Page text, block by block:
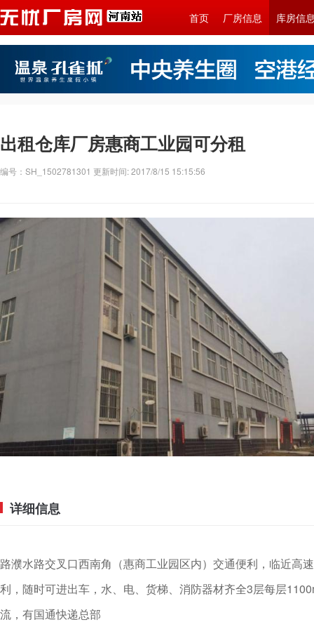
首页 厂房信息 库房信
出租仓库厂房惠商工业园可分租
编号：SH_1502781301 更新时间: 2017/8/15 15:15:56
详细信息
路濮水路交叉口西南角（惠商工业园区内）交通便利，临近高
利，随时可进出车，水、电、货梯、消防器材齐全3层每层
流，有国通快递总部